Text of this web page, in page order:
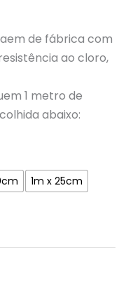
de fábrica com
ao cloro,
1 metro de
abaixo:
1m x 25cm